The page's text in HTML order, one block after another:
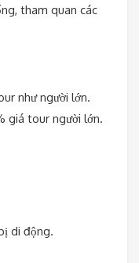
tham quan các
như người lớn.
giá tour người lớn.
di động.